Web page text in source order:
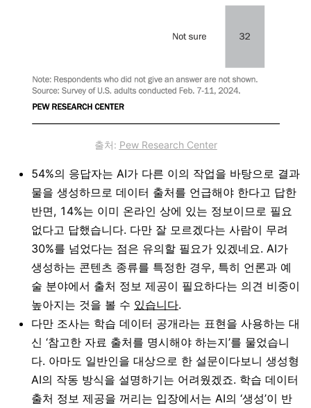
출처: Pew Research Center
54%의 응답자는 AI가 다른 이의 작업을 바탕으로 결과
물을 생성하므로 데이터 출처를 언급해야 한다고 답한
반면, 14%는 이미 온라인 상에 있는 정보이므로 필요
없다고 답했습니다. 다만 잘 모르겠다는 사람이 무려
30%를 넘었다는 점은 유의할 필요가 있겠네요. AI가
생성하는 콘텐츠 종류를 특정한 경우, 특히 언론과 예
술 분야에서 출처 정보 제공이 필요하다는 의견 비중이
높아지는 것을 볼 수 있습니다.
다만 조사는 학습 데이터 공개라는 표현을 사용하는 대
신 ‘참고한 자료 출처를 명시해야 하는지’를 물었습니
다. 아마도 일반인을 대상으로 한 설문이다보니 생성형
AI의 작동 방식을 설명하기는 어려웠겠죠. 학습 데이터
출처 정보 제공을 꺼리는 입장에서는 AI의 ‘생성’이 반